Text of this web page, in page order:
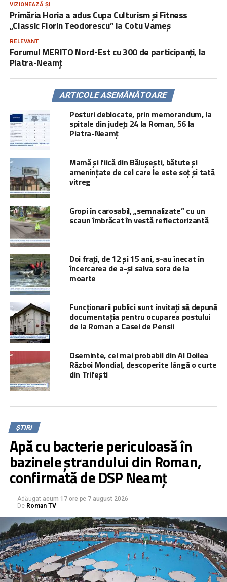
VIZIONEAZĂ ȘI
Primăria Horia a adus Cupa Culturism și Fitness
„Classic Florin Teodorescu” la Cotu Vameș
RELEVANT
Forumul MERITO Nord-Est cu 300 de participanți, la
Piatra-Neamț
ARTICOLE ASEMĂNĂTOARE
Posturi deblocate, prin memorandum, la
spitale din județ: 24 la Roman, 56 la
Piatra-Neamț
Mamă și fiică din Bălușești, bătute și
amenințate de cel care le este soț și tată
vitreg
Gropi în carosabil, „semnalizate” cu un
scaun îmbrăcat în vestă reflectorizantă
Doi frați, de 12 și 15 ani, s-au înecat în
încercarea de a-și salva sora de la
moarte
Funcționarii publici sunt invitați să depună
documentația pentru ocuparea postului
de la Roman a Casei de Pensii
Oseminte, cel mai probabil din Al Doilea
Război Mondial, descoperite lângă o curte
din Trifești
ȘTIRI
Apă cu bacterie periculoasă în
bazinele ștrandului din Roman,
confirmată de DSP Neamț
Adăugat acum 17 ore pe 7 august 2026
De Roman TV